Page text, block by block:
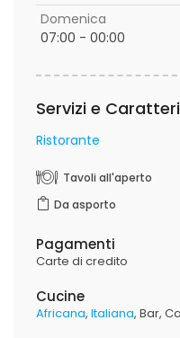
Domenica
07:00 - 00:00
Servizi e
Ristorante
Tavoli all'aperto
Da asporto
Pagamenti
Carte di credito
Cucine
Africana Italiana Bar